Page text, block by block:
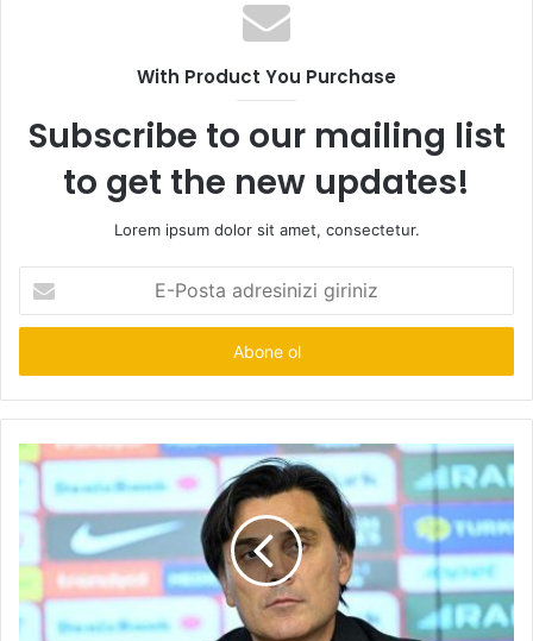
With Product You Purchase
Subscribe to our mailing list
to get the new updates!
Lorem ipsum dolor sit amet, consectetur.
Posta
adresinizi